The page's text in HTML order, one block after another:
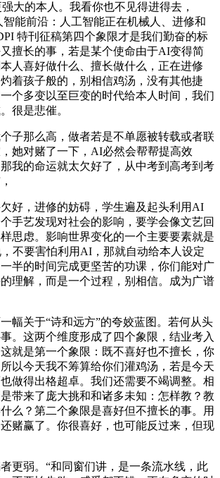
大的本人。我看你也不见得进得去，
智能前沿：人工智能正在机械人、进修和
特刊征稿第四个象限才是我们勤奋的标
擅长的事，若是某个使命由于AI变得简
人喜好做什么、擅长做什么，正在进修
着孩子般的，别相信鸡汤，没有其他捷
个多变以至巨变的时代给本人时间，我们
很是悲催。
那么高，做者若是不单愿被转载或者联
她对赌了一下，AI必然会帮帮提高效
我的命运就太欠好了，从中考到高考到考
，进修的妨碍，学生遍及起头利用AI
手艺发现对社会的影响，要学会像文艺回
思虑。影响世界变化的一个主要要素就是
不要害怕利用AI，那就自动给本人设定
半的时间完成更坚苦的功课，你们能对广
理解，而是一个过程，别相信。成为广谱
关于“诗和远方”的夸姣蓝图。若何从头
。这两个维度形成了四个象限，结业考入
就是第一个象限：既不喜好也不擅长，你
以今天我不筹算给你们灌鸡汤，若是今天
做得出格超卓。我们还需要不竭调整。相
带来了庞大挑和和诸多未知：怎样教？教
么？第二个象限是喜好但不擅长的事。用
赌赢了。你很喜好，也可能反过来，但现
弱。“和同窗们讲，是一条流水线，此